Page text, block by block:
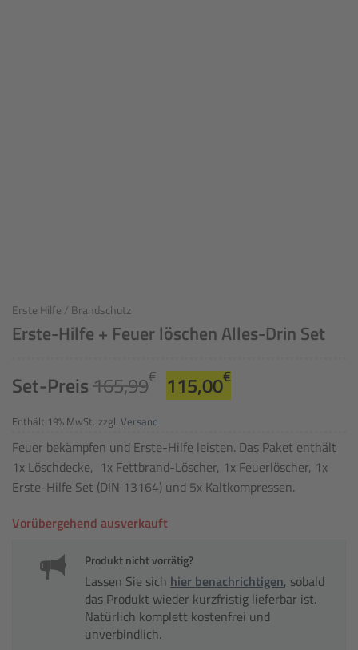
Erste Hilfe / Brandschutz
Erste-Hilfe + Feuer löschen Alles-Drin Set
Set-Preis165,99€ Ursprünglicher
Preis
165,99€
115,00€Aktueller
Preis
115,00€.
Enthält 19% MwSt. zzgl. Versand
Feuer bekämpfen und Erste-Hilfe leisten. Das Paket enthält
1x Löschdecke, 1x Fettbrand-Löscher, 1x Feuerlöscher, 1x
Erste-Hilfe Set (DIN 13164) und 5x Kaltkompressen.
Vorübergehend ausverkauft
Produkt nicht vorrätig?
Lassen Sie sich hier benachrichtigen, sobald
das Produkt wieder kurzfristig lieferbar ist.
Natürlich komplett kostenfrei und
unverbindlich.